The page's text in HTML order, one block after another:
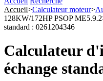
Accueil>Calculateur moteur>
128KW/172HP PSOP ME5.9.2
standard : 0261204346
Calculateur
échange